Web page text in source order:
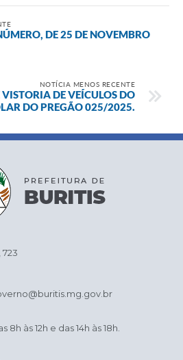
DE 25 DE NOVEMBRO
NOTÍCIA MENOS RECENTE
VISTORIA DE VEÍCULOS DO
DO PREGÃO 025/2025.
8h às 12h e das 14h às 18h.